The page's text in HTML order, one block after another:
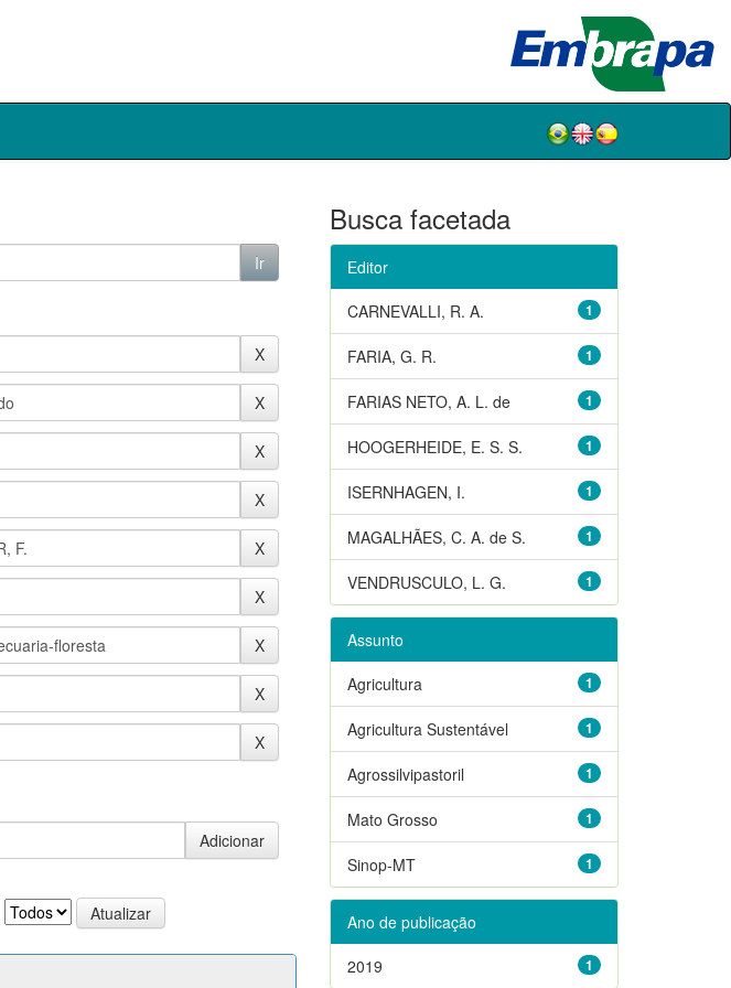
Busca facetada
Editor
1
CARNEVALLI, R. A.
1
FARIA, G. R.
1
FARIAS NETO, A. L. de
1
HOOGERHEIDE, E. S. S.
1
ISERNHAGEN, I.
1
MAGALHÃES, C. A. de S.
1
VENDRUSCULO, L. G.
Assunto
1
Agricultura
1
Agricultura Sustentável
1
Agrossilvipastoril
1
Mato Grosso
1
Sinop-MT
Ano de publicação
1
2019